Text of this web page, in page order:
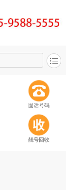
固话号码
靓号回收